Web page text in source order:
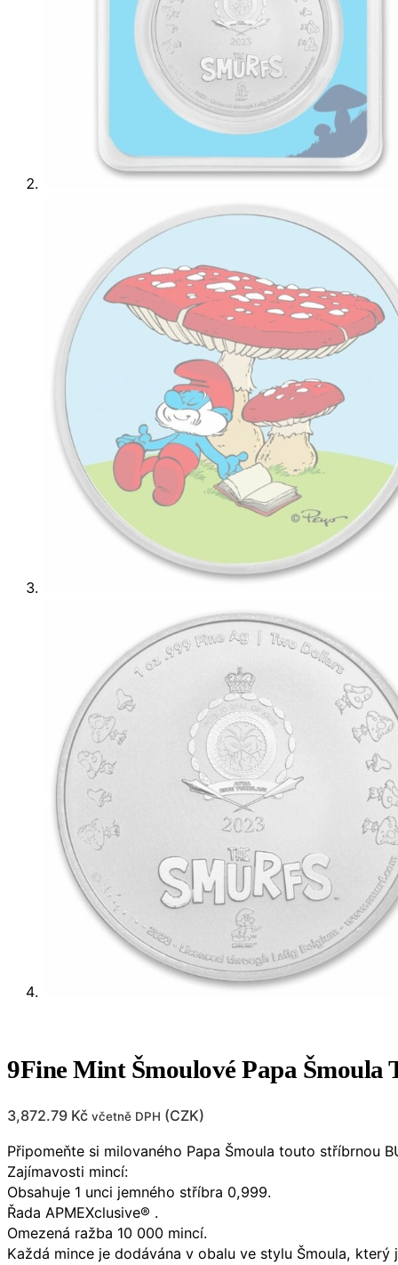
9Fine Mint Šmoulové Papa Šmoula
3,872.79 Kč včetně DPH (CZK)
Připomeňte si milovaného Papa Šmoula touto stříbrnou
Zajímavosti mincí:
Obsahuje 1 unci jemného stříbra 0,999.
Řada APMEXclusive® .
Omezená ražba 10 000 mincí.
Každá mince je dodávána v obalu ve stylu Šmoula,